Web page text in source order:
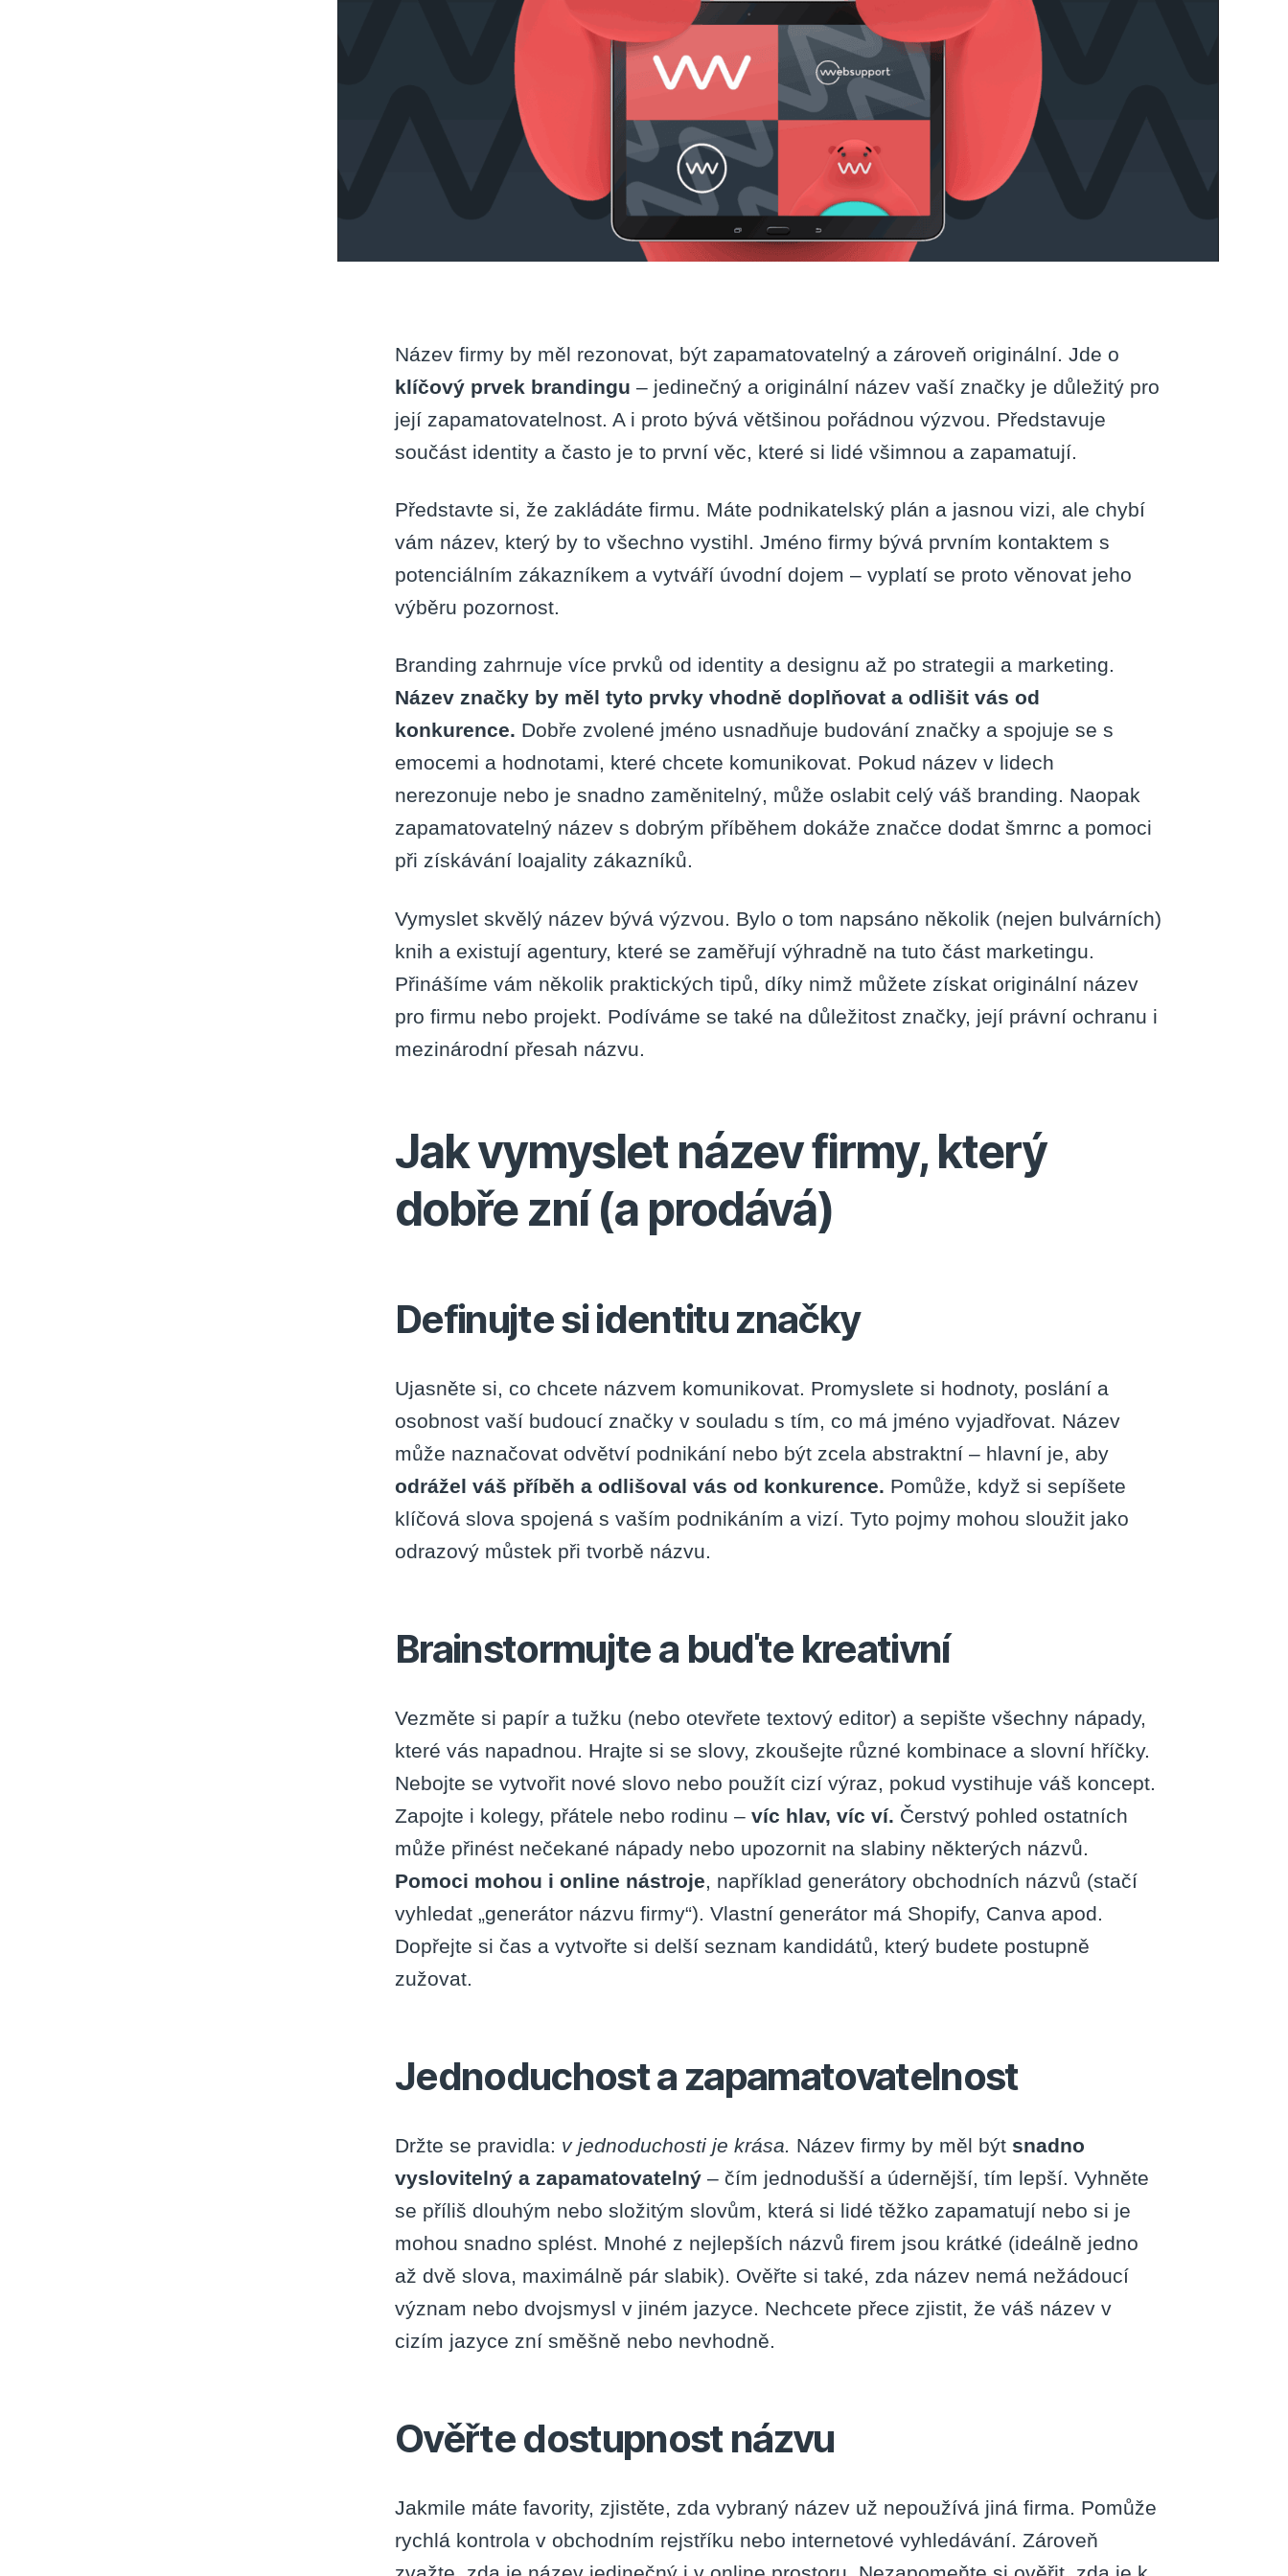
Název firmy by měl rezonovat, být zapamatovatelný a zároveň originální. Jde o
klíčový prvek brandingu – jedinečný a originální název vaší značky je důležitý pro
její zapamatovatelnost. A i proto bývá většinou pořádnou výzvou. Představuje
součást identity a často je to první věc, které si lidé všimnou a zapamatují.
Představte si, že zakládáte firmu. Máte podnikatelský plán a jasnou vizi, ale chybí
vám název, který by to všechno vystihl. Jméno firmy bývá prvním kontaktem s
potenciálním zákazníkem a vytváří úvodní dojem – vyplatí se proto věnovat jeho
výběru pozornost.
Branding zahrnuje více prvků od identity a designu až po strategii a marketing.
Název značky by měl tyto prvky vhodně doplňovat a odlišit vás od
konkurence. Dobře zvolené jméno usnadňuje budování značky a spojuje se s
emocemi a hodnotami, které chcete komunikovat. Pokud název v lidech
nerezonuje nebo je snadno zaměnitelný, může oslabit celý váš branding. Naopak
zapamatovatelný název s dobrým příběhem dokáže značce dodat šmrnc a pomoci
při získávání loajality zákazníků.
Vymyslet skvělý název bývá výzvou. Bylo o tom napsáno několik (nejen bulvárních)
knih a existují agentury, které se zaměřují výhradně na tuto část marketingu.
Přinášíme vám několik praktických tipů, díky nimž můžete získat originální název
pro firmu nebo projekt. Podíváme se také na důležitost značky, její právní ochranu i
mezinárodní přesah názvu.
Jak vymyslet název firmy, který
dobře zní (a prodává)
Definujte si identitu značky
Ujasněte si, co chcete názvem komunikovat. Promyslete si hodnoty, poslání a
osobnost vaší budoucí značky v souladu s tím, co má jméno vyjadřovat. Název
může naznačovat odvětví podnikání nebo být zcela abstraktní – hlavní je, aby
odrážel váš příběh a odlišoval vás od konkurence. Pomůže, když si sepíšete
klíčová slova spojená s vaším podnikáním a vizí. Tyto pojmy mohou sloužit jako
odrazový můstek při tvorbě názvu.
Brainstormujte a buďte kreativní
Vezměte si papír a tužku (nebo otevřete textový editor) a sepište všechny nápady,
které vás napadnou. Hrajte si se slovy, zkoušejte různé kombinace a slovní hříčky.
Nebojte se vytvořit nové slovo nebo použít cizí výraz, pokud vystihuje váš koncept.
Zapojte i kolegy, přátele nebo rodinu – víc hlav, víc ví. Čerstvý pohled ostatních
může přinést nečekané nápady nebo upozornit na slabiny některých názvů.
Pomoci mohou i online nástroje, například generátory obchodních názvů (stačí
vyhledat „generátor názvu firmy“). Vlastní generátor má Shopify, Canva apod.
Dopřejte si čas a vytvořte si delší seznam kandidátů, který budete postupně
zužovat.
Jednoduchost a zapamatovatelnost
Držte se pravidla: v jednoduchosti je krása. Název firmy by měl být snadno
vyslovitelný a zapamatovatelný – čím jednodušší a údernější, tím lepší. Vyhněte
se příliš dlouhým nebo složitým slovům, která si lidé těžko zapamatují nebo si je
mohou snadno splést. Mnohé z nejlepších názvů firem jsou krátké (ideálně jedno
až dvě slova, maximálně pár slabik). Ověřte si také, zda název nemá nežádoucí
význam nebo dvojsmysl v jiném jazyce. Nechcete přece zjistit, že váš název v
cizím jazyce zní směšně nebo nevhodně.
Ověřte dostupnost názvu
Jakmile máte favority, zjistěte, zda vybraný název už nepoužívá jiná firma. Pomůže
rychlá kontrola v obchodním rejstříku nebo internetové vyhledávání. Zároveň